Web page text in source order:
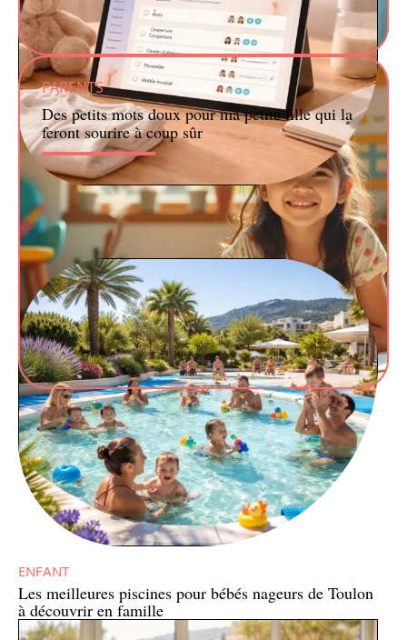
PARENTS
Des petits mots doux pour ma petite fille qui la
feront sourire à coup sûr
BÉBÉ
Liste de naissance de son bébé : organisation familiale
sur tablette tactile Microsoft Surface
ENFANT
Les meilleures piscines pour bébés nageurs de Toulon
à découvrir en famille